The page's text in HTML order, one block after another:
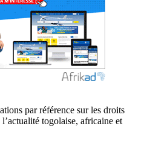
par référence sur les droits
togolaise, africaine et